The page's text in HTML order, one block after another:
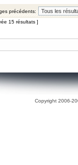
précédents:
15 résultats ]
Copyright 2006-